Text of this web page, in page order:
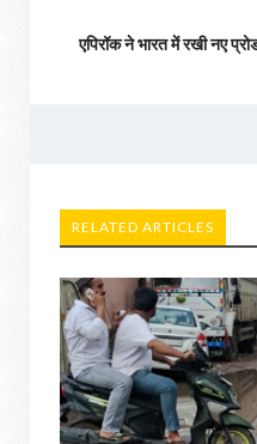
एपिरॉक ने भारत में रखी नए
RELATED ARTICLES